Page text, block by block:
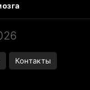
Контакты